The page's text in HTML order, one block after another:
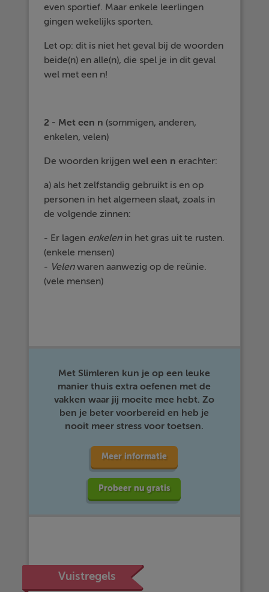
even sportief. Maar enkele leerlingen
gingen wekelijks sporten.
Let op: dit is niet het geval bij de woorden
beide(n) en alle(n), die spel je in dit geval
wel met een n!
2 - Met een n (sommigen, anderen,
enkelen, velen)
De woorden krijgenwel een n erachter:
a) als het zelfstandig gebruikt is en op
personen in het algemeen slaat, zoals in
de volgende zinnen:
- Er lagen enkelenin het gras uit te rusten.
(enkele mensen)
- Velenwaren aanwezig op de reünie.
(vele mensen)
Met Slimleren kun je op een leuke
manier thuis extra oefenen met de
vakken waar jij moeite mee hebt. Zo
ben je beter voorbereid en heb je
nooit meer stress voor toetsen.
Meer informatie
Probeer nu gratis
Vuistregels